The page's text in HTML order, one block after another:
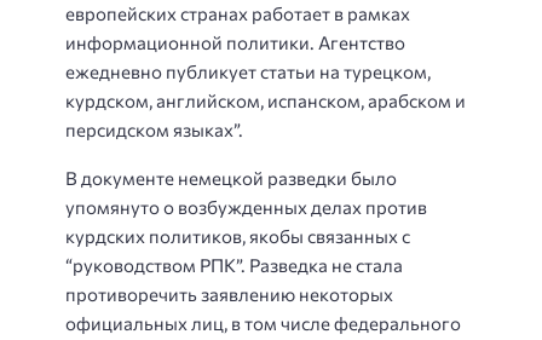
европейских странах работает в рамках
информационной политики. Агентство
ежедневно публикует статьи на турецком,
курдском, английском, испанском, арабском и
персидском языках”.
В документе немецкой разведки было
упомянуто о возбужденных делах против
курдских политиков, якобы связанных с
“руководством РПК”. Разведка не стала
противоречить заявлению некоторых
официальных лиц, в том числе федерального